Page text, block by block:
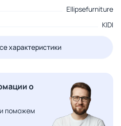
Ellipsefurniture
KIDI
характеристики
о
поможем